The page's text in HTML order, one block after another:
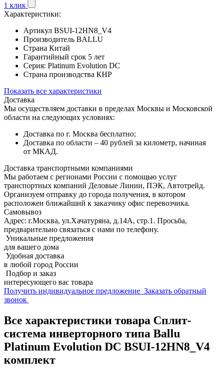
1 клик
Характеристики:
Артикул BSUI-12HN8_V4
Производитель BALLU
Страна Китай
Гарантийный срок 5 лет
Серия: Platinum Evolution DC
Страна производства КНР
Показать все характеристики
Доставка
Мы осуществляем доставки в пределах Москвы и Московской
области на следующих условиях:
Доставка по г. Москва бесплатно;
Доставка по области – 40 рублей за километр, начиная
от МКАД.
Доставка транспортными компаниями
Мы работаем с регионами России с помощью услуг
транспортных компаний Деловые Линии, ПЭК, Автотрейд.
Организуем отправку до города получения, в котором
расположен ближайший к заказчику офис перевозчика.
Самовывоз
Адрес: г.Москва, ул.Хачатуряна, д.14А, стр.1. Просьба,
предварительно связаться с нами по телефону.
Уникальные предложения
для вашего дома
Удобная доставка
в любой город России
Подбор и заказ
интересующего вас товара
Получить индивидуальное предложение Заказать обратный
звонок
Все характеристики товара Сплит-
система инверторного типа Ballu
Platinum Evolution DC BSUI-12HN8_V4
комплект